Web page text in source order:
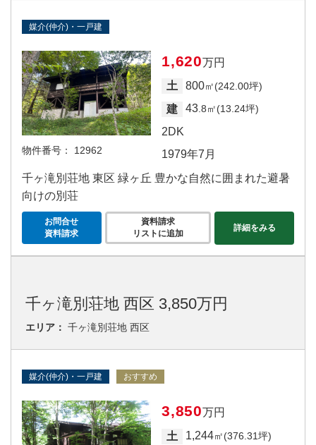
媒介(仲介)・一戸建
物件番号： 12962
1,620万円
土
800㎡(242.00坪)
建 43.8㎡(13.24坪)
2DK
1979年7月
千ヶ滝別荘地 東区 緑ヶ丘 豊かな自然に囲まれた避暑
向けの別荘
お問合せ
資料請求
資料請求
リストに追加
詳細をみる
千ヶ滝別荘地 西区 3,850万円
エリア： 千ヶ滝別荘地 西区
媒介(仲介)・一戸建 おすすめ
3,850万円
土
1,244㎡(376.31坪)